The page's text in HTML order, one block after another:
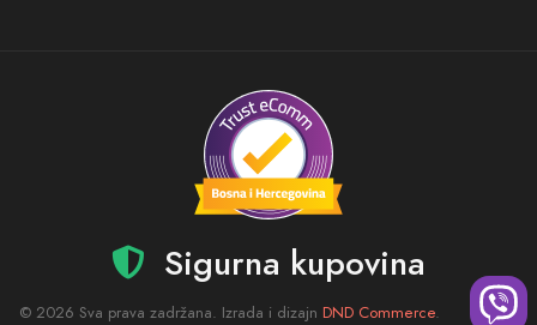
Sigurna kupovina
© 2026 Sva prava zadržana. Izrada i dizajn DND Commerce.